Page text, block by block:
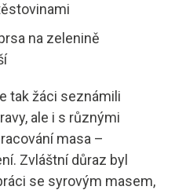
na zelenině
tak žáci seznámili
ale i s různými
masa –
Zvláštní důraz byl
se syrovým masem,